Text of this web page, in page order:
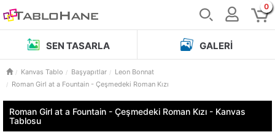
0
SEN TASARLA GALERI
Kanvas Tablo Başyapıtlar
Leon Bonnat
Roman Girl at a Fountain - Çeşmedeki Roman Kızı
Roman Girl at a Fountain - Çeşmedeki Roman Kızı - Kanvas
Tablosu